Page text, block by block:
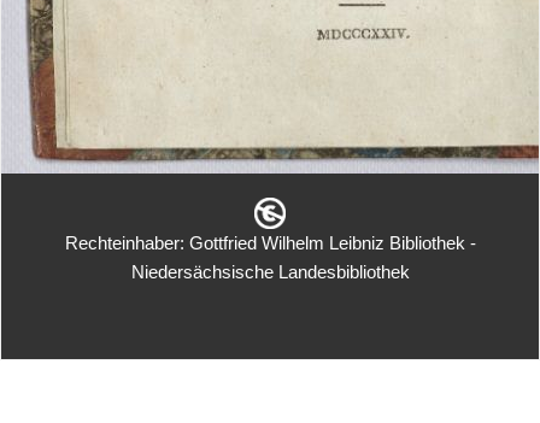
Rechteinhaber: Gottfried Wilhelm Leibniz Bibliothek -
Niedersächsische Landesbibliothek